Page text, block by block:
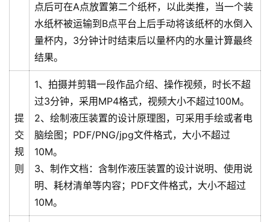
点后可在A点放置第二个纸杯，以此类推，当一个装
水纸杯被运输到B点平台上后手动将该纸杯的水倒入
量杯内，3分钟计时结束后以量杯内的水量计算最终
结果。
提
交
规
则
1、拍摄并剪辑一段作品介绍、操作视频，时长不超
过3分钟，采用MP4格式，视频大小不超过100M。
2、绘制液压装置的设计原理图，可采用手绘或者电
脑绘图；PDF/PNG/jpg文件格式，大小不超过
10M。
3、制作文档：含制作液压装置的设计说明、使用说
明、耗材清单等内容；PDF文件格式，大小不超过
10M。